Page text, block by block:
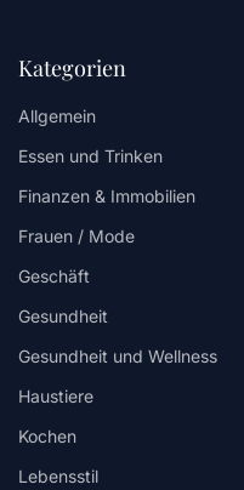
Kategorien
Allgemein
Essen und Trinken
Finanzen & Immobilien
Frauen / Mode
Geschäft
Gesundheit
Gesundheit und Wellness
Haustiere
Kochen
Lebensstil